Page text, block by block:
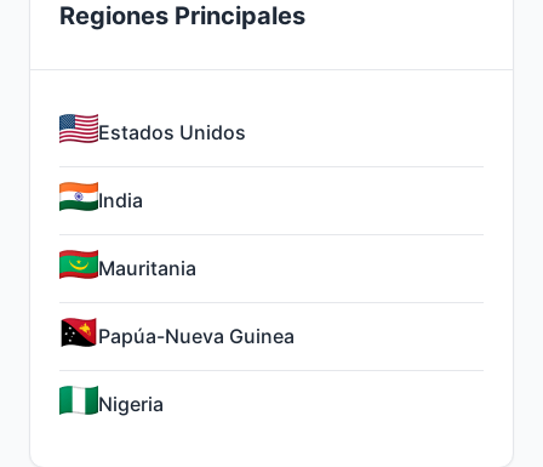
Regiones Principales
Estados Unidos
India
Mauritania
Papúa-Nueva Guinea
Nigeria